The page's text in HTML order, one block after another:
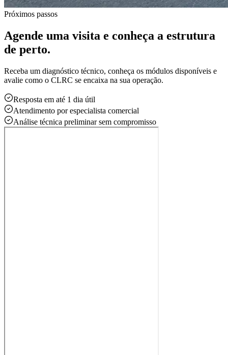
Próximos passos
Agende uma visita e conheça a estrutura
de perto.
Receba um diagnóstico técnico, conheça os módulos disponíveis e
avalie como o CLRC se encaixa na sua operação.
Resposta em até 1 dia útil
Atendimento por especialista comercial
Análise técnica preliminar sem compromisso